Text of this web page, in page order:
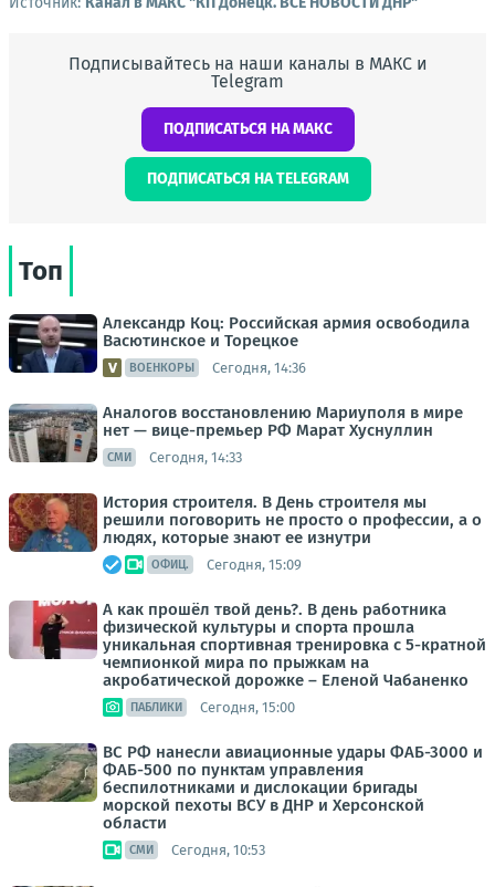
Подписывайтесь на наши каналы в МАКС и
Telegram
ПОДПИСАТЬСЯ НА МАКС
ПОДПИСАТЬСЯ НА TELEGRAM
Топ
Александр Коц: Российская армия освободила
Васютинское и Торецкое
ВОЕНКОРЫ Сегодня, 14:36
Аналогов восстановлению Мариуполя в мире
нет — вице-премьер РФ Марат Хуснуллин
СМИ Сегодня, 14:33
История строителя. В День строителя мы
решили поговорить не просто о профессии, а о
людях, которые знают ее изнутри
ОФИЦ. Сегодня, 15:09
А как прошёл твой день?. В день работника
физической культуры и спорта прошла
уникальная спортивная тренировка с 5-кратной
чемпионкой мира по прыжкам на
акробатической дорожке – Еленой Чабаненко
ПАБЛИКИ Сегодня, 15:00
ВС РФ нанесли авиационные удары ФАБ-3000 и
ФАБ-500 по пунктам управления
беспилотниками и дислокации бригады
морской пехоты ВСУ в ДНР и Херсонской
области
СМИ Сегодня, 10:53